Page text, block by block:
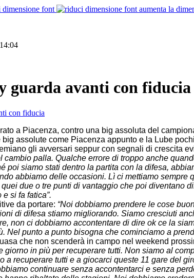
dimensione font
aumenta la
guarda avanti con fiducia
a Piacenza, contro una big assoluta del
assolute come Piacenza appunto e la Lube
gli avversari seppur con segnali di crescita
palla. Qualche errore di troppo anche
poi siamo stati dentro la partita con la difesa,
abbiamo delle occasioni. Lì ci mettiamo
due o tre punti di vantaggio che poi diventano
si fa fatica”.
da portare: “Noi dobbiamo prendere le cose
di difesa stiamo migliorando. Siamo cresciuti
non ci dobbiamo accontentare di dire ok ce la
Nel punto a punto bisogna che cominciamo a
che non scenderà in campo nel weekend
giorno in più per recuperare tutti. Non siamo al
a recuperare tutti e a giocarci queste 11 gare del
continuare senza accontentarci e senza